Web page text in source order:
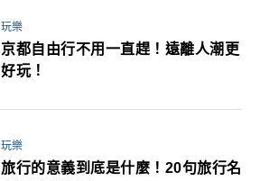
玩樂
京都自由行不用一直趕！遠離人潮更
好玩！
玩樂
旅行的意義到底是什麼！20句旅行名